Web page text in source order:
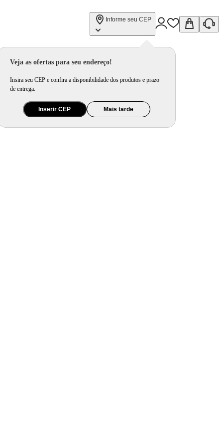
Informe seu CEP
Veja as ofertas para seu endereço!
Insira seu CEP e confira a disponibilidade dos produtos e prazo
de entrega.
Inserir CEP Mais tarde